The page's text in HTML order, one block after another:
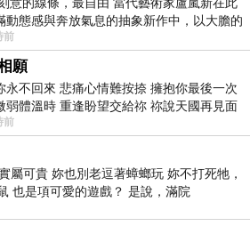
意的線條，最自由 當代藝術家盧嵐新在此
動態感與奔放氣息的抽象新作中，以大膽的
料在白色畫布上揮灑、壓印與流淌
前
願
永不回來 悲痛心情難按捺 擁抱你最後一次
弱體溫時 重逢盼望交給祢 祢說天國再見面
淚說別離 他日靈魂再
前
屬可貴 妳也別老逗著蟑螂玩 妳不打死牠，
也是項可愛的遊戲？ 是說，滿院